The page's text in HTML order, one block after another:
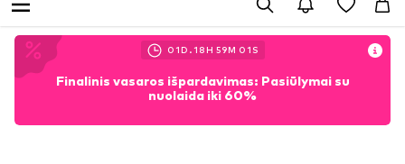
01D.18H 59M 00 S
Finalinis vasaros išpardavimas: Pasiūlymai su
nuolaida iki 60%